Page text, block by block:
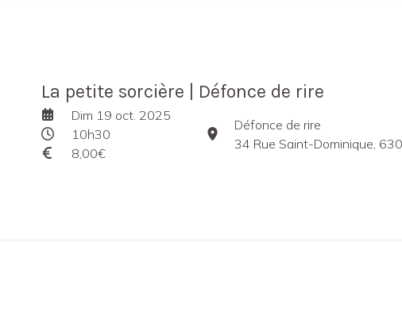
La petite sorcière | Défonce de rire
Dim 19 oct. 2025
10h30
8,00€
Défonce de rire
34 Rue Saint-Dominique, 63000